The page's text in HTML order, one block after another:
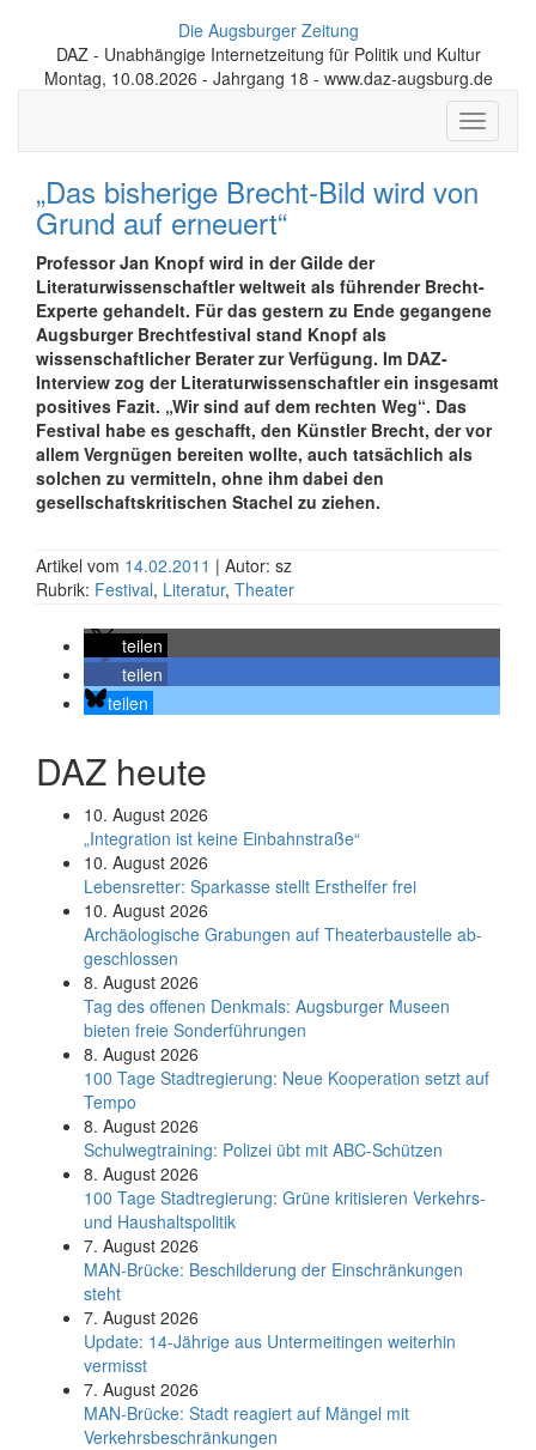
Die Augsburger Zeitung
DAZ - Unabhängige Internetzeitung für Politik und Kultur
Montag, 10.08.2026 - Jahrgang 18 - www.daz-augsburg.de
Toggle
„Das bisherige Brecht-Bild wird von
Grund auf erneuert“
Professor Jan Knopf wird in der Gilde der
Literaturwissenschaftler weltweit als führender Brecht-
Experte gehandelt. Für das gestern zu Ende gegangene
Augsburger Brechtfestival stand Knopf als
wissenschaftlicher Berater zur Verfügung. Im DAZ-
Interview zog der Literaturwissenschaftler ein insgesamt
positives Fazit. „Wir sind auf dem rechten Weg“. Das
Festival habe es geschafft, den Künstler Brecht, der vor
allem Vergnügen bereiten wollte, auch tatsächlich als
solchen zu vermitteln, ohne ihm dabei den
gesellschaftskritischen Stachel zu ziehen.
Artikel vom 14.02.2011 | Autor: sz
Rubrik: Festival, Literatur, Theater
teilen
teilen
teilen
DAZ heute
10. August 2026
„Integration ist keine Einbahnstraße“
10. August 2026
Le­bens­ret­ter: Spar­kas­se stellt Erst­hel­fer frei
10. August 2026
Ar­chäo­lo­gi­sche Gra­bun­gen auf Thea­ter­bau­stel­le ab­
ge­schlos­sen
8. August 2026
Tag des offenen Denkmals: Augsburger Museen
bieten freie Sonderführungen
8. August 2026
100 Tage Stadtregierung: Neue Kooperation setzt auf
Tempo
8. August 2026
Schul­weg­trai­ning: Poli­zei übt mit ABC-Schüt­zen
8. August 2026
100 Tage Stadtregierung: Grüne kritisieren Verkehrs-
und Haushaltspolitik
7. August 2026
MAN-Brücke: Beschilderung der Einschränkungen
steht
7. August 2026
Update: 14-Jährige aus Untermeitingen weiterhin
vermisst
7. August 2026
MAN-Brücke: Stadt reagiert auf Mängel mit
Verkehrsbeschränkungen